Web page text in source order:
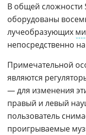
В общей сложности
оборудованы
лучеобразующих
непосредственно
Примечательной
являются
— для изменения
правый и левый
пользователь
проигрываемые